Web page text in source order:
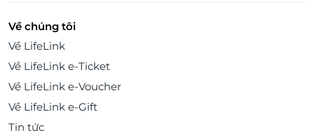
Về chúng tôi
Về LifeLink
Về LifeLink e-Ticket
Về LifeLink e-Voucher
Về LifeLink e-Gift
Tin tức